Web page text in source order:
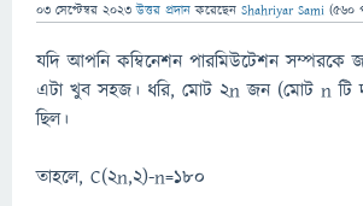
03 সেপ্টেম্বর 2023 উত্তর প্রদান করেছেন Shahriyar Sami (560
যদি আপনি কম্বিনেশন পারমিউটেশন সম্পরকে
এটা খুব সহজ। ধরি, মোট 2n জন (মোট n টি
ছিল।
তাহলে, C(2n,2)-n=180